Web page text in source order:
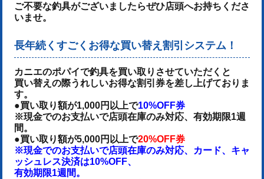
ご不要な釣具がございましたらぜひ店頭へお持ちくださ
いませ。
長年続くすごくお得な買い替え割引システム！
カニエのポパイで釣具を買い取りさせていただくと
買い替えの際うれしいお得な割引券を差し上げておりま
す。
●買い取り額が1,000円以上で10%OFF券
※現金でのお支払いで店頭在庫のみ対応、有効期限1週
間。
●買い取り額が5,000円以上で20%OFF券
※現金でのお支払いで店頭在庫のみ対応、カード、キャ
ッシュレス決済は10%OFF、
有効期限1週間。